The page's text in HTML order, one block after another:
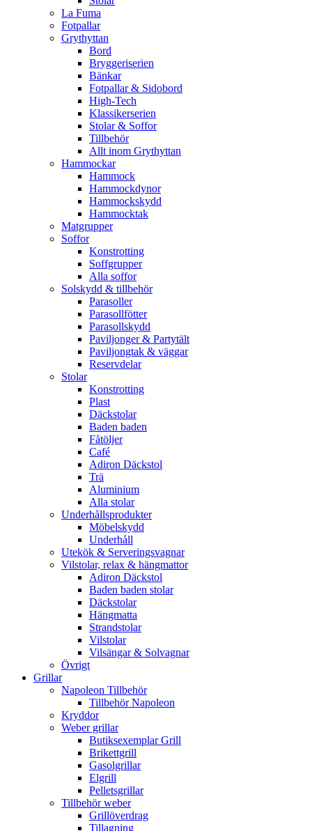
La Fuma
Fotpallar
Grythyttan
Bord
Bryggeriserien
Bänkar
Fotpallar & Sidobord
High-Tech
Klassikerserien
Stolar & Soffor
Tillbehör
Allt inom Grythyttan
Hammockar
Hammock
Hammockdynor
Hammockskydd
Hammocktak
Matgrupper
Soffor
Konstrotting
Soffgrupper
Alla soffor
Solskydd & tillbehör
Parasoller
Parasollfötter
Parasollskydd
Paviljonger & Partytält
Paviljongtak & väggar
Reservdelar
Stolar
Konstrotting
Plast
Däckstolar
Baden baden
Fåtöljer
Café
Adiron Däckstol
Trä
Aluminium
Alla stolar
Underhållsprodukter
Möbelskydd
Underhåll
Utekök & Serveringsvagnar
Vilstolar, relax & hängmattor
Adiron Däckstol
Baden baden stolar
Däckstolar
Hängmatta
Strandstolar
Vilstolar
Vilsängar & Solvagnar
Övrigt
Grillar
Napoleon Tillbehör
Tillbehör Napoleon
Kryddor
Weber grillar
Butiksexemplar Grill
Brikettgrill
Gasolgrillar
Elgrill
Pelletsgrillar
Tillbehör weber
Grillöverdrag
Tillagning